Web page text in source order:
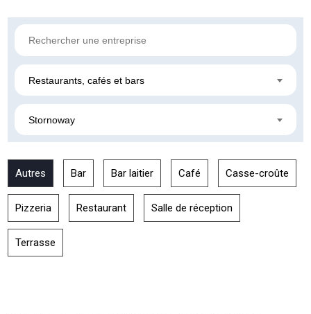
Restaurants, cafés et bars
Stornoway
Autres Bar Bar laitier Café Casse-croûte
Pizzeria Restaurant Salle de réception
Terrasse